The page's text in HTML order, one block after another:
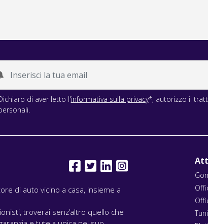
di aver letto l'informativa sulla privacy*, autorizzo il
di auto vicino a casa, insieme a
troverai senz’altro quello che